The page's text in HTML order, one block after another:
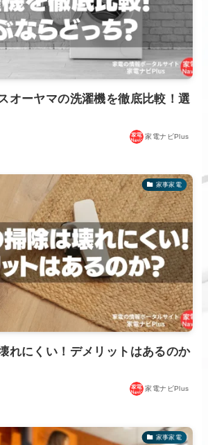
オーヤマの洗濯機を徹底比較！選
家電ナビPlus
家事家電
れにくい！デメリットはあるのか
家電ナビPlus
家事家電